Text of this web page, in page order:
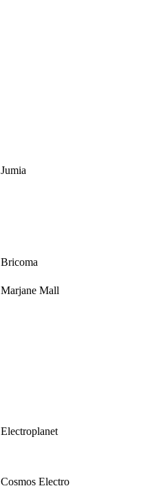
Jumia
Bricoma
Marjane Mall
Electroplanet
Cosmos Electro